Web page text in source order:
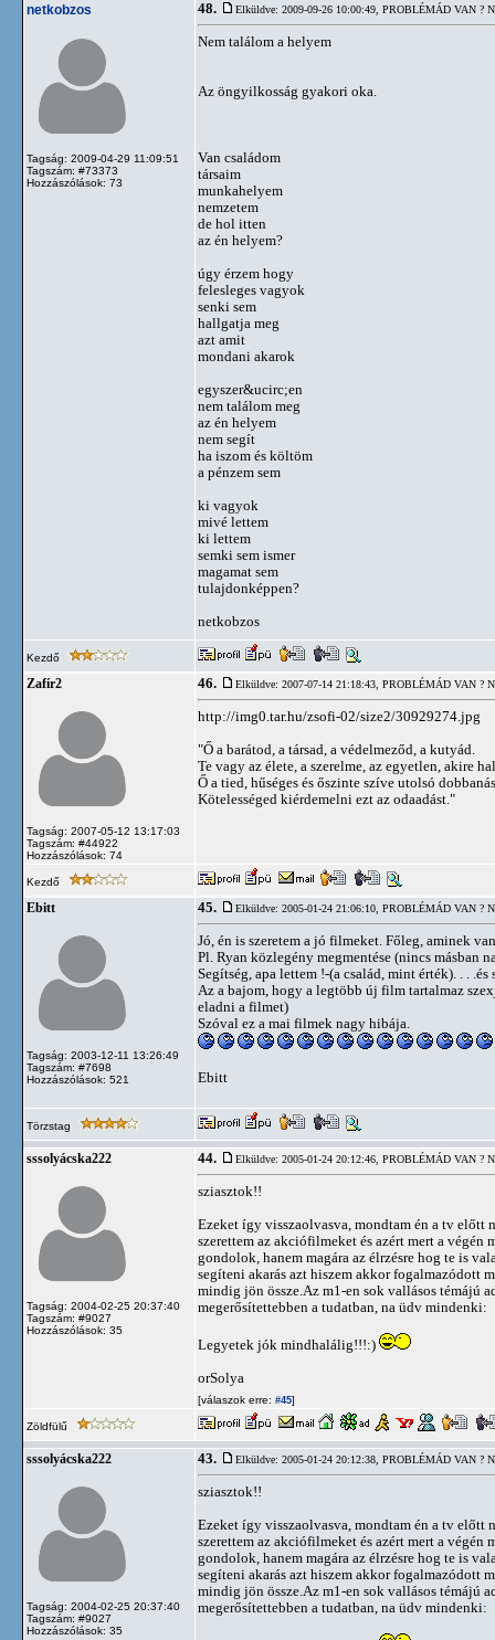
netkobzos
Tagság: 2009-04-29 11:09:51
Tagszám: #73373
Hozzászólások: 73
48. Elküldve: 2009-09-26 10:00:49, PROBLÉMÁD VAN ?
Nem találom a helyem
Az öngyilkosság gyakori oka.
Van családom
társaim
munkahelyem
nemzetem
de hol itten
az én helyem?
úgy érzem hogy
felesleges vagyok
senki sem
hallgatja meg
azt amit
mondani akarok
egyszer&ucirc;en
nem találom meg
az én helyem
nem segít
ha iszom és költöm
a pénzem sem
ki vagyok
mivé lettem
ki lettem
semki sem ismer
magamat sem
tulajdonképpen?
netkobzos
Kezdő
Zafír2
Tagság: 2007-05-12 13:17:03
Tagszám: #44922
Hozzászólások: 74
46. Elküldve: 2007-07-14 21:18:43, PROBLÉMÁD VAN ?
http://img0.tar.hu/zsofi-02/size2/30929274.jpg
"Ő a barátod, a társad, a védelmeződ, a kutyád.
Te vagy az élete, a szerelme, az egyetlen, akire
Ő a tied, hűséges és őszinte szíve utolsó
Kötelességed kiérdemelni ezt az odaadást."
Kezdő
Ebitt
Tagság: 2003-12-11 13:26:49
Tagszám: #7698
Hozzászólások: 521
45. Elküldve: 2005-01-24 21:06:10, PROBLÉMÁD VAN ?
Jó, én is szeretem a jó filmeket. Főleg, aminek
Pl. Ryan közlegény megmentése (nincs másban
Segítség, apa lettem !-(a család, mint érték). . .
Az a bajom, hogy a legtöbb új film tartalmaz
eladni a filmet)
Szóval ez a mai filmek nagy hibája.
Ebitt
Törzstag
sssolyácska222
Tagság: 2004-02-25 20:37:40
Tagszám: #9027
Hozzászólások: 35
44. Elküldve: 2005-01-24 20:12:46, PROBLÉMÁD VAN ?
sziasztok!!
Ezeket így visszaolvasva, mondtam én a tv
szerettem az akciófilmeket és azért mert a
gondolok, hanem magára az élrzésre hog te is
segíteni akarás azt hiszem akkor fogalmazódott
mindig jön össze.Az m1-en sok vallásos témájú
megerősítettebben a tudatban, na üdv mindenki:
Legyetek jók mindhalálig!!!:)
orSolya
[válaszok erre: #45]
Zöldfülű
sssolyácska222
Tagság: 2004-02-25 20:37:40
Tagszám: #9027
Hozzászólások: 35
43. Elküldve: 2005-01-24 20:12:38, PROBLÉMÁD VAN ?
sziasztok!!
Ezeket így visszaolvasva, mondtam én a tv
szerettem az akciófilmeket és azért mert a
gondolok, hanem magára az élrzésre hog te is
segíteni akarás azt hiszem akkor fogalmazódott
mindig jön össze.Az m1-en sok vallásos témájú
megerősítettebben a tudatban, na üdv mindenki: